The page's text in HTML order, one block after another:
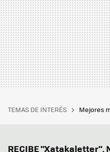
TEMAS DE INTERÉS Mejores
RECIBE "Xatakaletter",